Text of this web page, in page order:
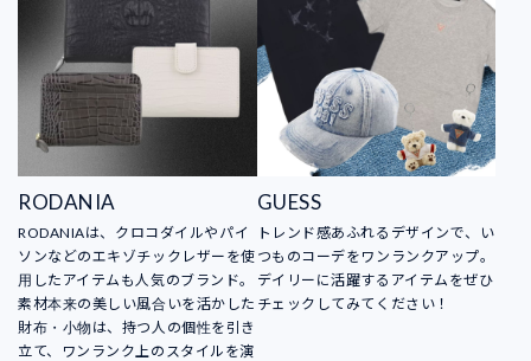
RODANIA
RODANIAは、クロコダイルやパイ
ソンなどのエキゾチックレザーを使
用したアイテムも人気のブランド。
素材本来の美しい風合いを活かした
財布・小物は、持つ人の個性を引き
立て、ワンランク上のスタイルを演
GUESS
トレンド感あふれるデザインで、い
つものコーデをワンランクアップ。
デイリーに活躍するアイテムをぜひ
チェックしてみてください！